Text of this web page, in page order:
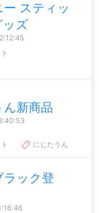
スティッ
ッズ
新商品
にじたうん
ラック登